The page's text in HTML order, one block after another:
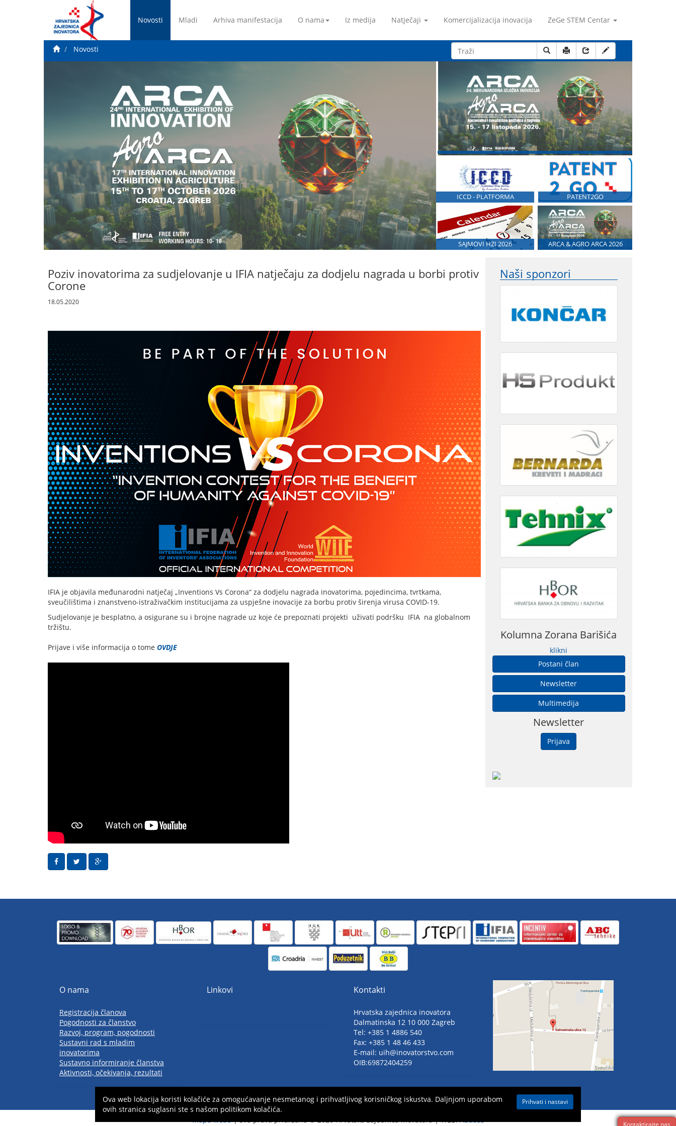
Novosti Mladi Arhiva manifestacija O nama Iz medija Natječaji Komercijalizacija inovacija ZeGe STEM Centar
Novosti
ICCD - PLATFORMA PATENT2GO
SAJMOVI HZI 2026 ARCA & AGRO ARCA 2026
Poziv inovatorima za sudjelovanje u IFIA natječaju za dodjelu nagrada u borbi protiv
Corone
18.05.2020
IFIA je objavila međunarodni natječaj „Inventions Vs Corona“ za dodjelu nagrada inovatorima, pojedincima, tvrtkama,
sveučilištima i znanstveno-istraživačkim institucijama za uspješne inovacije za borbu protiv širenja virusa COVID-19.
Sudjelovanje je besplatno, a osigurane su i brojne nagrade uz koje će prepoznati projekti uživati podršku IFIA na globalnom
tržištu.
Prijave i više informacija o tome OVDJE
Naši sponzori
Kolumna Zorana Barišića
klikni
Postani član
Newsletter
Multimedija
Newsletter
Prijava
O nama
Registracija članova
Pogodnosti za članstvo
Razvoj, program, pogodnosti
Sustavni rad s mladim
inovatorima
Sustavno informiranje članstva
Aktivnosti, očekivanja, rezultati
Linkovi Kontakti
Hrvatska zajednica inovatora
Dalmatinska 12 10 000 Zagreb
Tel: +385 1 4886 540
Fax: +385 1 48 46 433
E-mail: uih@inovatorstvo.com
OIB:69872404259
Mapa weba| Sva prava pridržana ©2026 Hrvatska zajednica inovatora | WEB:Abacus Kontaktirajte nas
Prihvati i nastavi
Ova web lokacija koristi kolačiće za omogućavanje nesmetanog i prihvatljivog korisničkog iskustva. Daljnjom uporabom
ovih stranica suglasni ste s našom politikom kolačića.